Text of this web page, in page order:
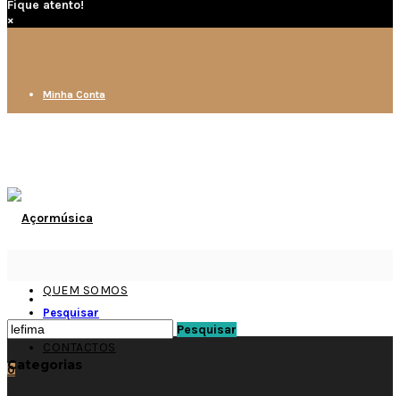
Fique atento!
×
Minha Conta
QUEM SOMOS
CONTACTOS
Pesquisar
0
Pesquisar
Categorias